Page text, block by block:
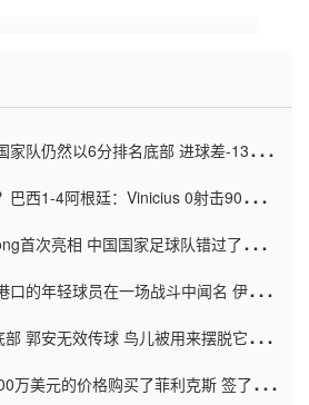
队仍然以6分排名底部 进球差-13令人
西1-4阿根廷：Vinicius 0射击90分钟
首次亮相 中国国家足球队错过了世界
的年轻球员在一场战斗中闻名 伊万放
郭安无效传球 鸟儿被用来摆脱它
万美元的价格购买了菲利克斯 签了7年